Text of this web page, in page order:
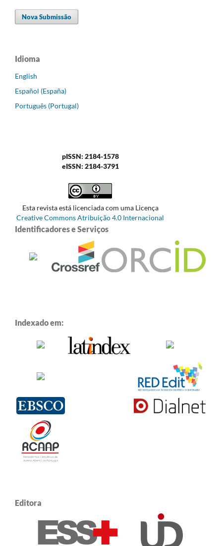
Nova Submissão
Idioma
English
Español (España)
Português (Portugal)
pISSN: 2184-1578
eISSN: 2184-3791
Esta revista está licenciada com uma Licença
Creative Commons Atribuição 4.0 Internacional
Identificadores e Serviços
Indexado em:
Editora